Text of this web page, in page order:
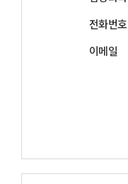
전화번호
이메일